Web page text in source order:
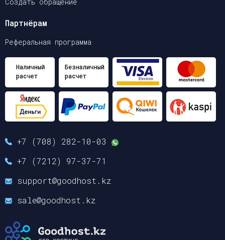
Партнёрам
Реферальная программа
+7 (708) 282-10-03
+7 (7212) 97-37-71
support@goodhost.kz
sale@goodhost.kz